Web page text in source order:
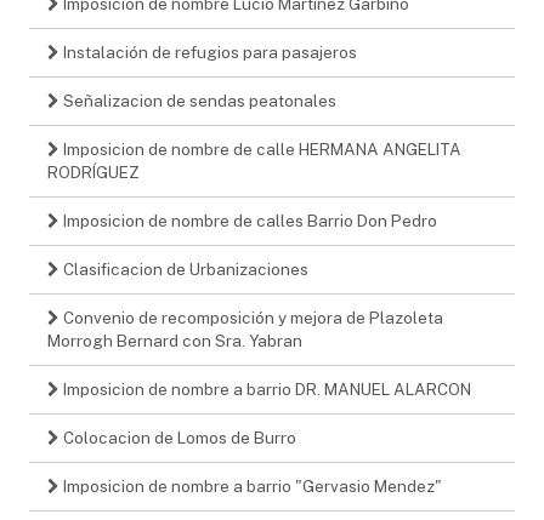
Instalación de refugios para pasajeros
Señalizacion de sendas peatonales
Imposicion de nombre de calle HERMANA ANGELITA
RODRÍGUEZ
Imposicion de nombre de calles Barrio Don Pedro
Clasificacion de Urbanizaciones
Convenio de recomposición y mejora de Plazoleta
Morrogh Bernard con Sra. Yabran
Imposicion de nombre a barrio DR. MANUEL ALARCON
Colocacion de Lomos de Burro
Imposicion de nombre a barrio "Gervasio Mendez"